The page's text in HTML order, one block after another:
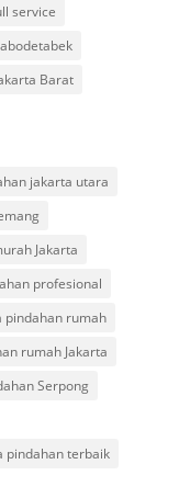
service
Barat
jakarta utara
Jakarta
profesional
pindahan rumah
rumah Jakarta
Serpong
pindahan terbaik